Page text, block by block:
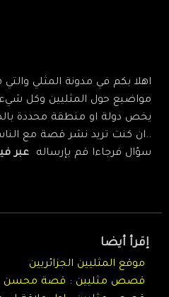
اهلا بكم في مدونة المثلي
مواضيع حول المثليين وكل
يخص دولة او منطقة محددة
..ان كنت تريد نشر قصة مع
سؤال فرجاءا قم بإرساله عبر
إقرأ أيضا
موقع المثليين الجزائريين
قصص مثليين : قصة محسن